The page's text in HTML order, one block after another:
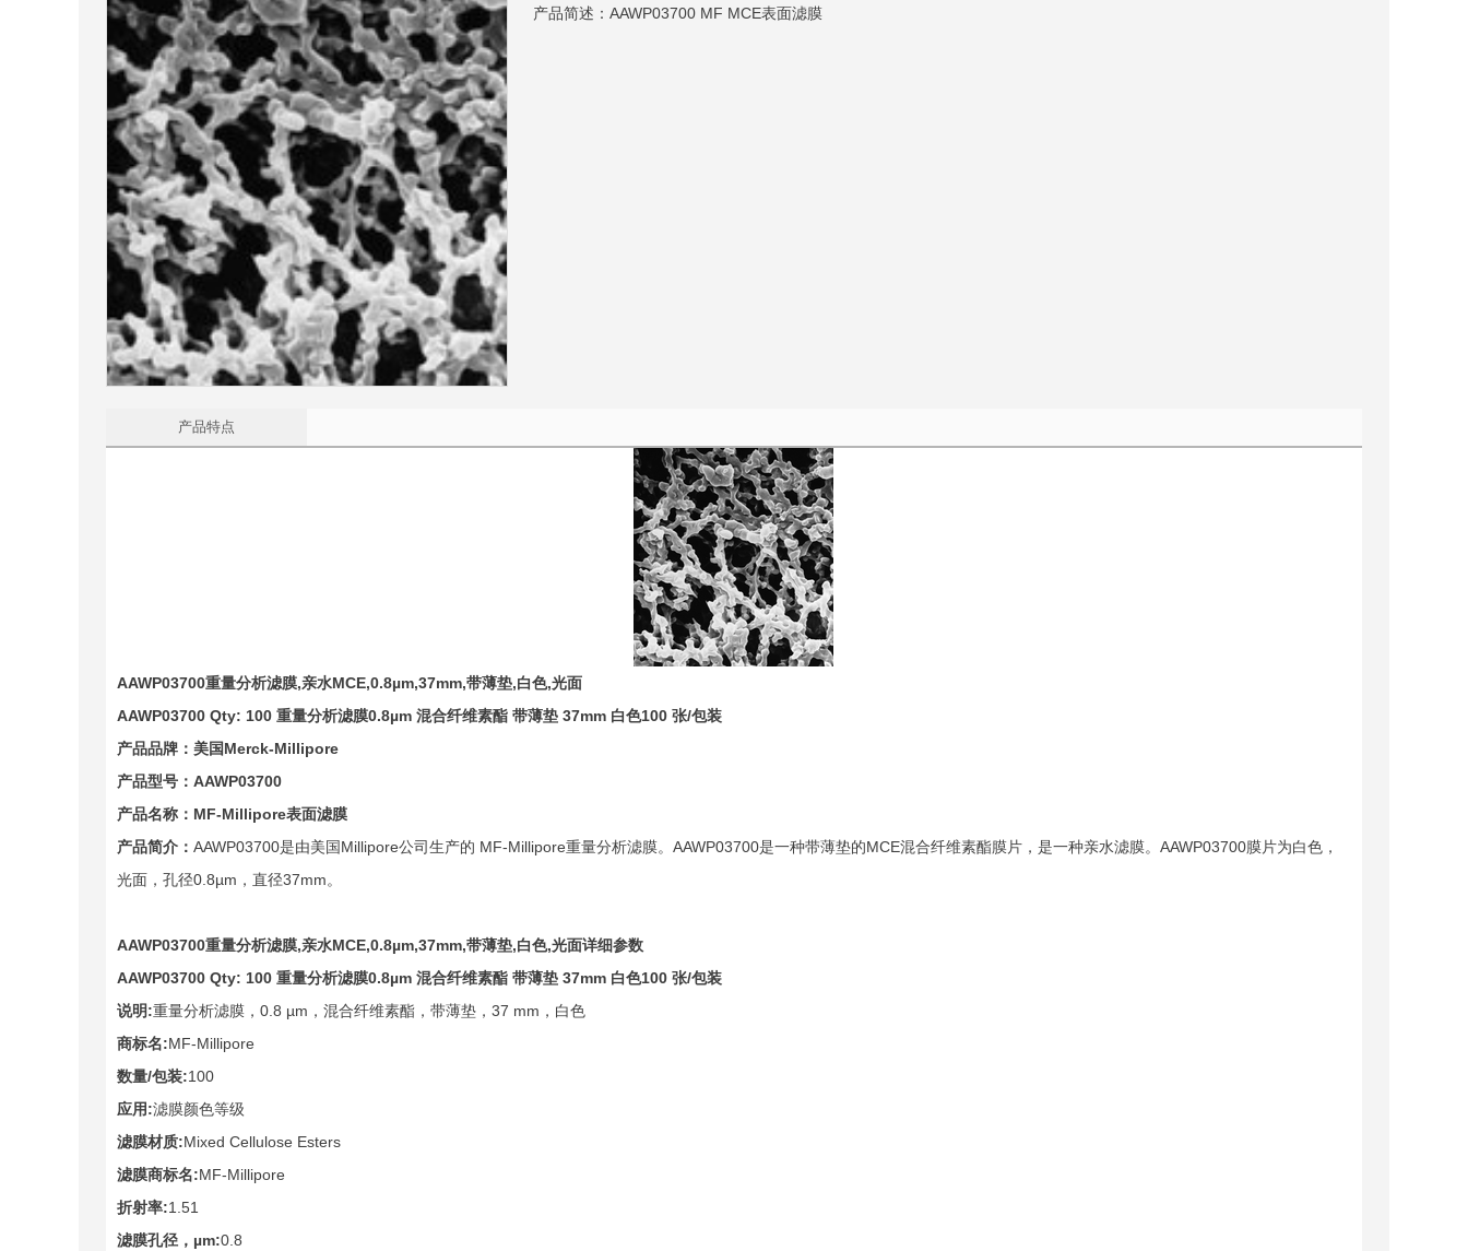
产品简述：AAWP03700 MF MCE表面滤膜
产品特点
AAWP03700重量分析滤膜,亲水MCE,0.8µm,37mm,带薄垫,白色,光面
AAWP03700 Qty: 100 重量分析滤膜0.8µm 混合纤维素酯 带薄垫 37mm 白色100 张/包装
产品品牌：美国Merck-Millipore
产品型号： AAWP03700
产品名称： MF-Millipore表面滤膜
产品简介： AAWP03700是由美国Millipore公司生产的 MF-Millipore重量分析滤膜。 AAWP03700是一种带薄垫的MCE混合纤维素酯膜片，是一种亲水滤膜。 AAWP03700膜片为白色，
光面，孔径0.8µm，直径37mm。
AAWP03700重量分析滤膜,亲水MCE,0.8µm,37mm,带薄垫,白色,光面详细参数
AAWP03700 Qty: 100 重量分析滤膜0.8µm 混合纤维素酯 带薄垫 37mm 白色100 张/包装
说明:重量分析滤膜，0.8 µm，混合纤维素酯，带薄垫，37 mm，白色
商标名:MF-Millipore
数量/包装:100
应用:滤膜颜色等级
滤膜材质:Mixed Cellulose Esters
滤膜商标名:MF-Millipore
折射率:1.51
滤膜孔径， µm:0.8